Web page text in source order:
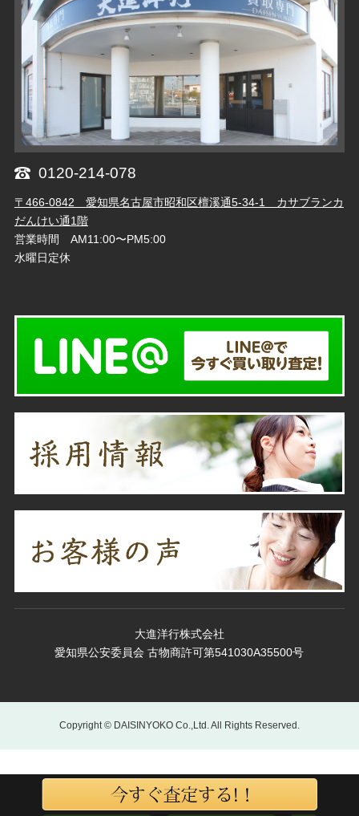
0120-214-078
〒466-0842 愛知県名古屋市昭和区檀溪通5-34-1 カサブランカ
だんけい通1階
営業時間 AM11:00〜PM5:00
水曜日定休
大進洋行株式会社
愛知県公安委員会 古物商許可第541030A35500号
Copyright © DAISINYOKO Co.,Ltd. All Rights Reserved.